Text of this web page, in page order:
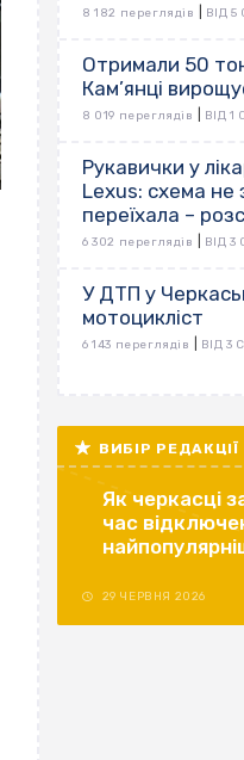
8 182 переглядів ВІД
Отримали 50
Кам’янці
8 019 переглядів ВІД 1
Рукавички у
Lexus: схема не
переїхала –
6 302 переглядів ВІД 3
У ДТП у
мотоцикліст
6 143 переглядів ВІД 3
ВИБІР РЕДАКЦІЇ
Як черкасці
час
29 ЧЕРВНЯ 2026